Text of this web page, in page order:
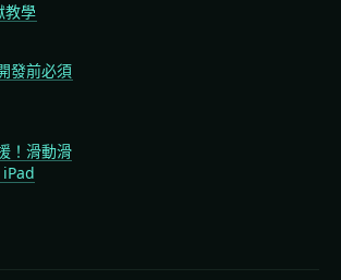
教學
發前必須
！滑動滑